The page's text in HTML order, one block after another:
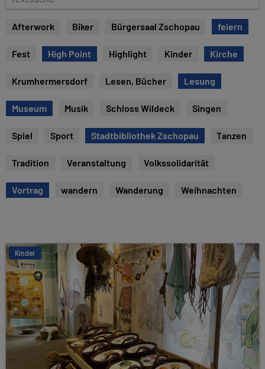
e
e
Afterwork Biker Bürgersaal Zschopau feiern
Fest High Point Highlight Kinder Kirche
Krumhermersdorf Lesen, Bücher Lesung
Museum Musik Schloss Wildeck Singen
Spiel Sport Stadtbibliothek Zschopau Tanzen
Tradition Veranstaltung Volkssolidarität
Vortrag wandern Wanderung Weihnachten
Kinder